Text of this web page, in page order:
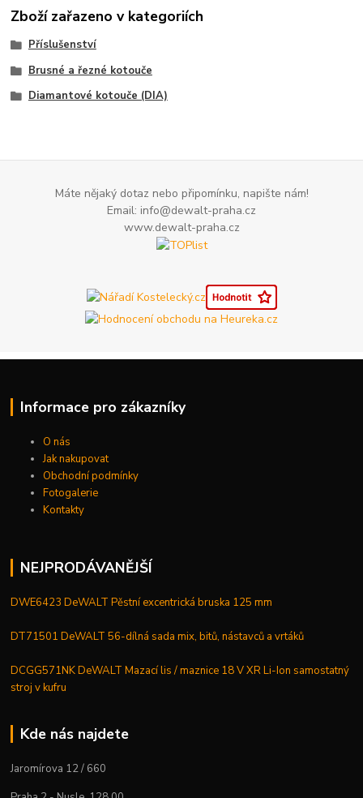
Zboží zařazeno v kategoriích
Příslušenství
Brusné a řezné kotouče
Diamantové kotouče (DIA)
Máte nějaký dotaz nebo připomínku, napište nám!
Email: info@dewalt-praha.cz
www.dewalt-praha.cz
Informace pro zákazníky
O nás
Jak nakupovat
Obchodní podmínky
Fotogalerie
Kontakty
NEJPRODÁVANĚJŠÍ
DWE6423 DeWALT Pěstní excentrická bruska 125 mm
DT71501 DeWALT 56-dílná sada mix, bitů, nástavců a vrtáků
DCGG571NK DeWALT Mazací lis / maznice 18 V XR Li-Ion samostatný
stroj v kufru
Kde nás najdete
Jaromírova 12 / 660